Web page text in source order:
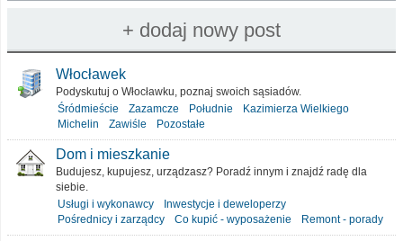
Włocławek
Podyskutuj o Włocławku, poznaj swoich sąsiadów.
Śródmieście
Zazamcze Południe
Kazimierza Wielkiego
Michelin
Zawiśle Pozostałe
Dom i mieszkanie
Budujesz, kupujesz, urządzasz? Poradź innym i znajdź radę dla
siebie.
Usługi i wykonawcy
Inwestycje i deweloperzy
Pośrednicy i zarządcy
Co kupić - wyposażenie Remont - porady